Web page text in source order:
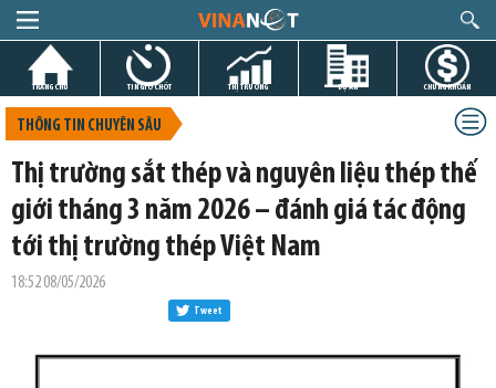
TRANG CHỦ TIN GIỜ CHÓT THỊ TRƯỜNG DỰ ÁN CHỨNG KHOÁN
THÔNG TIN CHUYÊN SÂU
Thị trường sắt thép và nguyên liệu thép thế
giới tháng 3 năm 2026 – đánh giá tác động
tới thị trường thép Việt Nam
18:52 08/05/2026
Tweet